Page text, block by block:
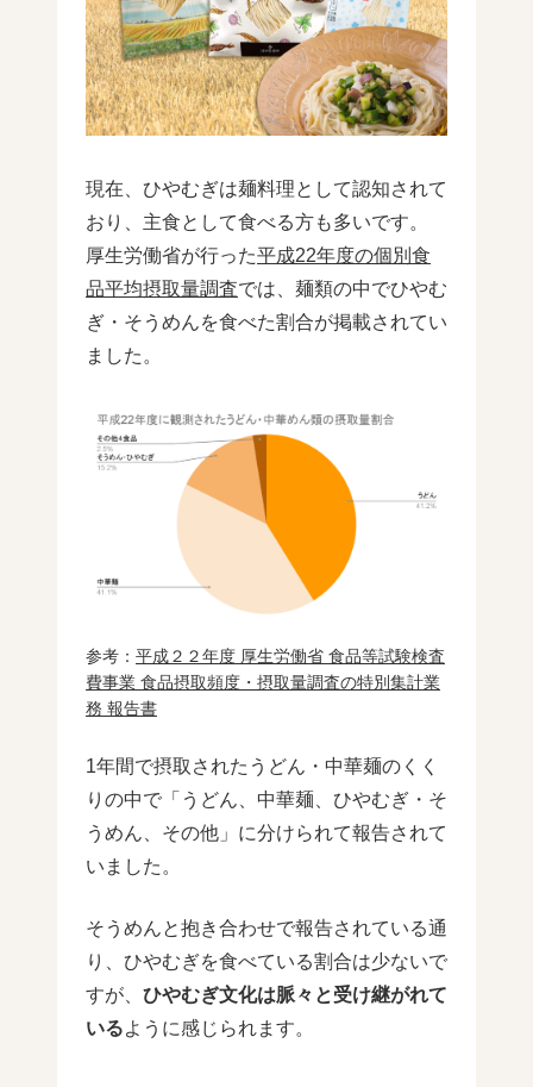
現在、ひやむぎは麺料理として認知されて
おり、主食として食べる方も多いです。
厚生労働省が行った平成22年度の個別食
品平均摂取量調査では、麺類の中でひやむ
ぎ・そうめんを食べた割合が掲載されてい
ました。
参考： 平成２２年度 厚生労働省 食品等試験検査
費事業 食品摂取頻度・摂取量調査の特別集計業
務 報告書
1年間で摂取されたうどん・中華麺のくく
りの中で「うどん、中華麺、ひやむぎ・そ
うめん、その他」に分けられて報告されて
いました。
そうめんと抱き合わせで報告されている通
り、ひやむぎを食べている割合は少ないで
すが、 ひやむぎ文化は脈々と受け継がれて
いるように感じられます。